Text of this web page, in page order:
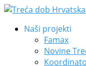
Naši projekti
Famax
Novine